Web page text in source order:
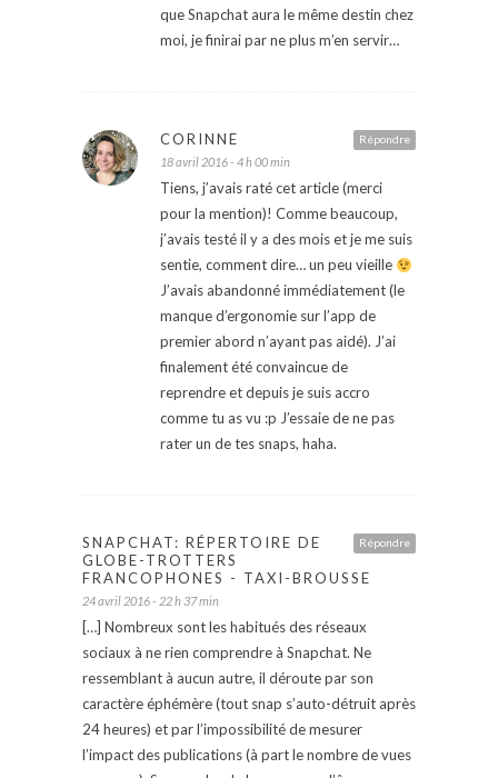
que Snapchat aura le même destin chez
moi, je finirai par ne plus m’en servir…
Répondre
CORINNE
18 avril 2016 - 4 h 00 min
Tiens, j’avais raté cet article (merci
pour la mention)! Comme beaucoup,
j’avais testé il y a des mois et je me suis
sentie, comment dire… un peu vieille
J’avais abandonné immédiatement (le
manque d’ergonomie sur l’app de
premier abord n’ayant pas aidé). J’ai
finalement été convaincue de
reprendre et depuis je suis accro
comme tu as vu :p J’essaie de ne pas
rater un de tes snaps, haha.
Répondre
SNAPCHAT: RÉPERTOIRE DE
GLOBE-TROTTERS
FRANCOPHONES - TAXI-BROUSSE
24 avril 2016 - 22 h 37 min
[…] Nombreux sont les habitués des réseaux
sociaux à ne rien comprendre à Snapchat. Ne
ressemblant à aucun autre, il déroute par son
caractère éphémère (tout snap s’auto-détruit après
24 heures) et par l’impossibilité de mesurer
l’impact des publications (à part le nombre de vues